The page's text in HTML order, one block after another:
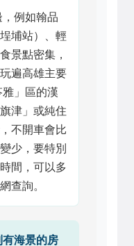
例如翰品
埔站）、輕
景點密集，
遍高雄主要
」區的漢
津」或純住
不開車會比
少，要特別
間，可以多
查詢。
海景的房